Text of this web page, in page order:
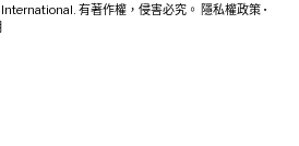
有著作權，侵害必究。 隱私權政策 •